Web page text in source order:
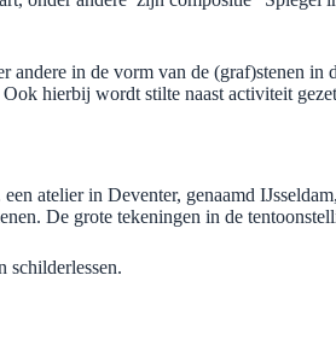
in de vorm van de (graf)stenen
hierbij wordt stilte naast activiteit
atelier in Deventer, genaamd
De grote tekeningen in de
schilderlessen.